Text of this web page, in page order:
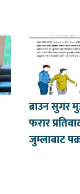
ब्राउन सुगर
फरार
जुम्लाबाट